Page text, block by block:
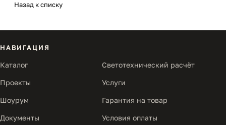
Назад к списку
НАВИГАЦИЯ
Каталог Светотехнический расчёт
Проекты Услуги
Шоурум Гарантия на товар
Документы Условия оплаты